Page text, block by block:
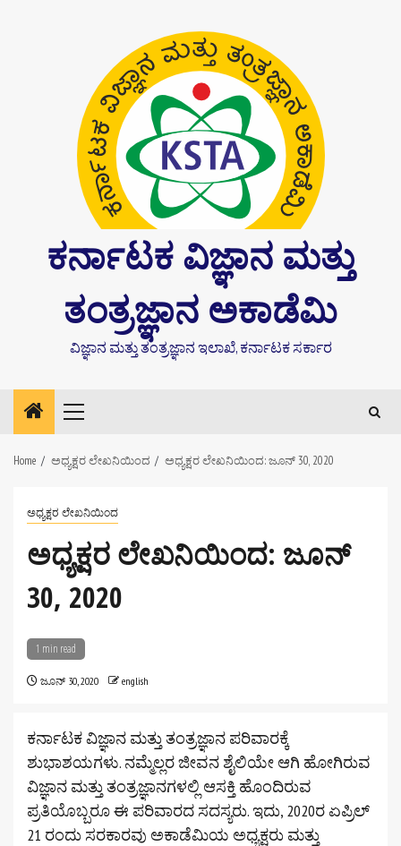
ಕರ್ನಾಟಕ ವಿಜ್ಞಾನ ಮತ್ತು
ತಂತ್ರಜ್ಞಾನ ಅಕಾಡೆಮಿ
ವಿಜ್ಞಾನ ಮತ್ತು ತಂತ್ರಜ್ಞಾನ ಇಲಾಖೆ, ಕರ್ನಾಟಕ ಸರ್ಕಾರ
Primary
Home ಅಧ್ಯಕ್ಷರ ಲೇಖನಿಯಿಂದ ಅಧ್ಯಕ್ಷರ ಲೇಖನಿಯಿಂದ: ಜೂನ್ 30, 2020
ಅಧ್ಯಕ್ಷರ ಲೇಖನಿಯಿಂದ
ಅಧ್ಯಕ್ಷರ ಲೇಖನಿಯಿಂದ: ಜೂನ್
30, 2020
1 min read
ಜೂನ್ 30, 2020 english
ಕರ್ನಾಟಕ ವಿಜ್ಞಾನ ಮತ್ತು ತಂತ್ರಜ್ಞಾನ ಪರಿವಾರಕ್ಕೆ
ಶುಭಾಶಯಗಳು. ನಮ್ಮೆಲ್ಲರ ಜೀವನ ಶೈಲಿಯೇ ಆಗಿ ಹೋಗಿರುವ
ವಿಜ್ಞಾನ ಮತ್ತು ತಂತ್ರಜ್ಞಾನಗಳಲ್ಲಿ ಆಸಕ್ತಿ ಹೊಂದಿರುವ
ಪ್ರತಿಯೊಬ್ಬರೂ ಈ ಪರಿವಾರದ ಸದಸ್ಯರು. ಇದು, 2020ರ ಏಪ್ರಿಲ್
21 ರಂದು ಸರಕಾರವು ಅಕಾಡೆಮಿಯ ಅಧ್ಯಕ್ಷರು ಮತ್ತು